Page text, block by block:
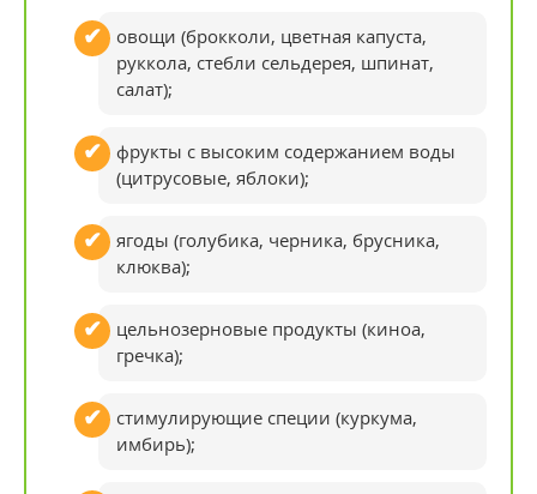
овощи (брокколи, цветная капуста,
руккола, стебли сельдерея, шпинат,
салат);
фрукты с высоким содержанием воды
(цитрусовые, яблоки);
ягоды (голубика, черника, брусника,
клюква);
цельнозерновые продукты (киноа,
гречка);
стимулирующие специи (куркума,
имбирь);